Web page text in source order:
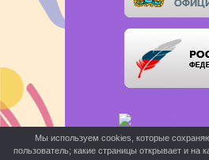
Мы используем cookies, которые
пользователь; какие страницы открывает и на